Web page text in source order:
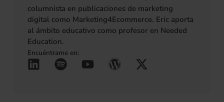
columnista en publicaciones de marketing
digital como Marketing4Ecommerce. Eric aporta
al ámbito educativo como profesor en Needed
Education.
Encuéntrame en:
L
(se abre en una
S
(se abre en una
Y
(se abre en una
W
(se abre en
X
(se abre